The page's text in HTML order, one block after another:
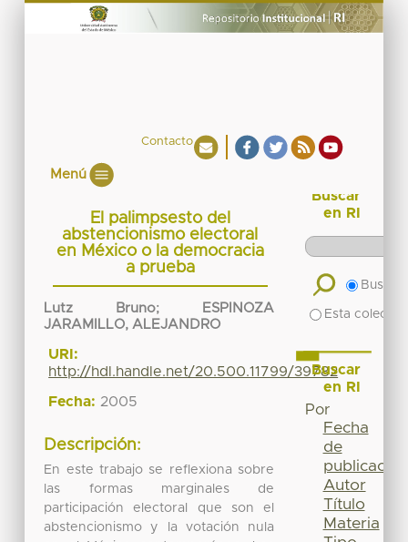
Contacto
Menú
El palimpsesto del
abstencionismo electoral
en México o la democracia
a prueba
Lutz Bruno;
ESPINOZA
JARAMILLO, ALEJANDRO
URI:
http://hdl.handle.net/20.500.11799/39782
Fecha: 2005
Descripción:
En este trabajo se reflexiona sobre
las formas marginales de
participación electoral que son el
abstencionismo y la votación nula
Buscar
en RI
Buscar
Esta
Buscar
en RI
Por
Fecha
de
publicación
Autor
Título
Materia